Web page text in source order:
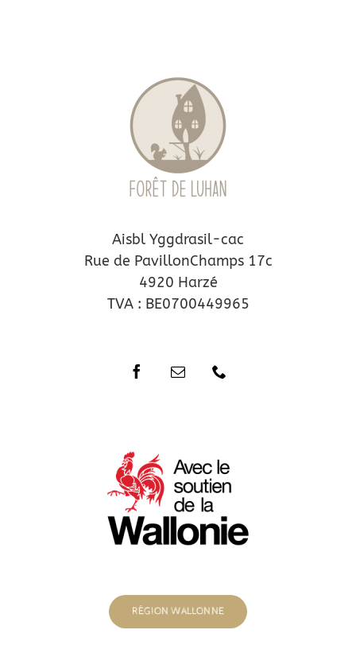
Aisbl Yggdrasil-cac
Rue de PavillonChamps 17c
4920 Harzé
TVA : BE0700449965
RÉGION WALLONNE